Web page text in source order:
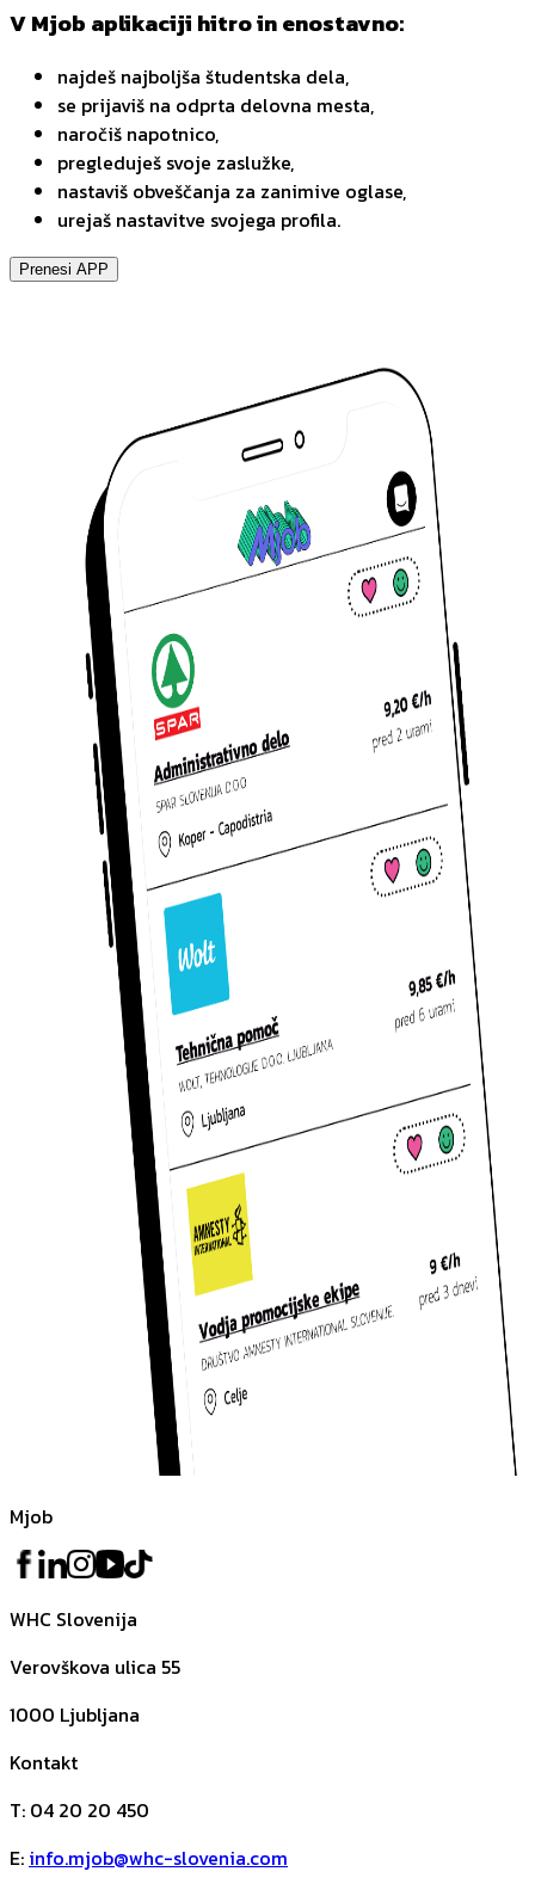
V Mjob aplikaciji hitro in enostavno:
najdeš najboljša študentska dela,
se prijaviš na odprta delovna mesta,
naročiš napotnico,
pregleduješ svoje zaslužke,
nastaviš obveščanja za zanimive oglase,
urejaš nastavitve svojega profila.
Prenesi APP
Mjob
WHC Slovenija
Verovškova ulica 55
1000 Ljubljana
Kontakt
T: 04 20 20 450
E: info.mjob@whc-slovenia.com